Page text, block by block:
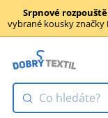
Srpnové
vybrané kousky značky